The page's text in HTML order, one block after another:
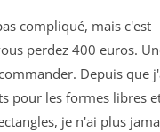
compliqué, mais c'est
perdez 400 euros.
Depuis que
pour les formes libres
je n'ai plus